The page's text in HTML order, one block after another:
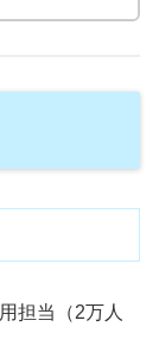
担当（2万人